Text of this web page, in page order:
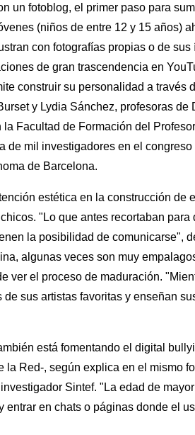
un fotoblog, el primer paso para
(niños de entre 12 y 15 años)
con fotografías propias o de
de gran trascendencia en
construir su personalidad a través
y Lydia Sánchez, profesoras
Facultad de Formación del
de mil investigadores en el
de Barcelona.
estética en la construcción de
"Lo que antes recortaban
la posibilidad de comunicarse",
algunas veces son muy
ver el proceso de maduración.
sus artistas favoritas y enseñan
está fomentando el digital
Red-, según explica en el mismo
Sintef. "La edad de
entrar en chats o páginas donde el